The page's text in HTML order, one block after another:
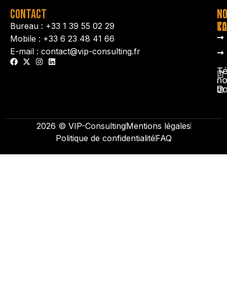
CONTACT
Bureau : +33 1 39 55 02 29
Mobile : +33 6 23 48 41 66
E-mail : contact@vip-consulting.fr
2026 © VIP-ConsultingMentions légales
Politique de confidentialitéFAQ